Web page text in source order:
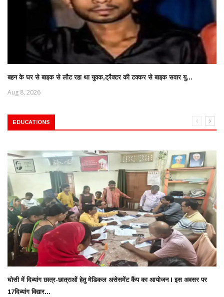
बहन के घर से बाइक से लौट रहा था युवक,ट्रैक्टर की टक्कर से बाइक सवार यु...
Aug 8, 2026
EDUCATIONS
घोसी में दिव्यांग छात्र-छात्राओं हेतु मेडिकल असेसमेंट कैंप का आयोजन l इस अवसर पर
17दिव्यांग विद्यार...